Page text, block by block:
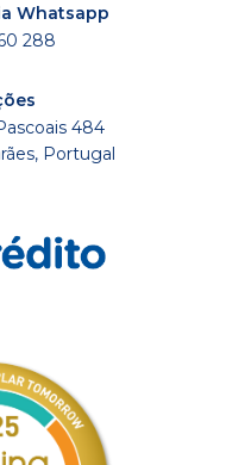
Whatsapp
288
484
Portugal